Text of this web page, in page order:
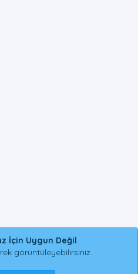
İçin Uygun Değil
görüntüleyebilirsiniz.